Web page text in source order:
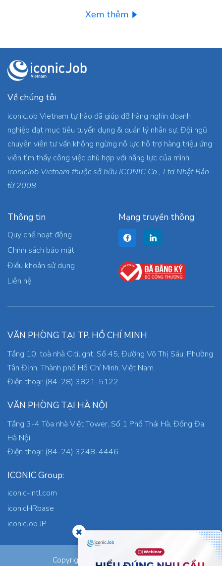
Xem thêm
Về chúng tôi
iconicJob Vietnam tự hào đã giúp đỡ hàng nghìn doanh
nghiệp đạt mục tiêu tuyển dụng & quản lý nhân sự. Đội ngũ
chuyên viên tư vấn không ngừng nỗ lực hỗ trợ hàng triệu ứng
viên tìm thấy công việc phù hợp với năng lực của mình.
iconicJob Vietnam thuộc sở hữu ICONIC Co., Ltd Nhật Bản -
từ 2008
Thông tin
Quy chế hoạt động
Chính sách bảo mật
Điều khoản sử dụng
Liên hệ
Mạng truyền thông
VĂN PHÒNG TẠI TP. HỒ CHÍ MINH
Tầng 10, toà nhà Citilight, Số 45, Đường Võ Thị Sáu, Phường
Tân Định, Thành phố Hồ Chí Minh, Việt Nam.
Điện thoại: (84-28) 3821-5122
VĂN PHÒNG TẠI HÀ NỘI
Tầng 3-4 Tòa nhà Việt Tower, Số 1 Phố Thái Hà, Đống Đa,
Hà Nội
Điện thoại: (84-24) 3248-4446
ICONIC Group:
iconic-intl.com
iconicHRbase
iconicJob JP
Copyright © 2026 ICONIC Co., Ltd.